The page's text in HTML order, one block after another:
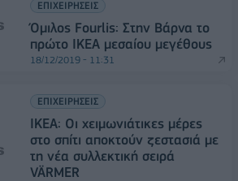
ΕΠΙΧΕΙΡΗΣΕΙΣ
Όμιλος Fourlis: Στην Βάρνα το
πρώτο IKEA μεσαίου μεγέθους
18/12/2019 - 11:31
ΕΠΙΧΕΙΡΗΣΕΙΣ
IKEA: Οι χειμωνιάτικες μέρες
στο σπίτι αποκτούν ζεστασιά με
τη νέα συλλεκτική σειρά
VÄRMER